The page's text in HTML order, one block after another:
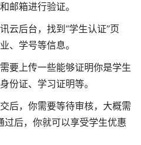
邮箱进行验证。
云后台，找到“学生认证”页
、学号等信息。
要上传一些能够证明你是学生
份证、学习证明等。
后，你需要等待审核，大概需
过后，你就可以享受学生优惠